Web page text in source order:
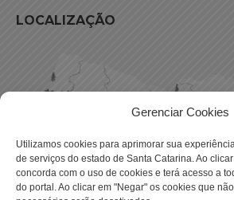
Gerenciar Cookies
Utilizamos cookies para aprimorar sua
de serviços do estado de Santa Catarina. Ao clicar
concorda com o uso de cookies e terá acesso a
do portal. Ao clicar em "Negar" os cookies que
LOCALIZAÇÃO